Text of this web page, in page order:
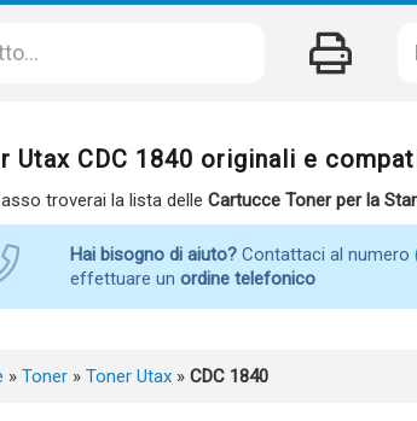
Utax CDC 1840 originali e
troverai la lista delle Cartucce Toner per la
Hai bisogno di aiuto?Contattaci al numero
effettuare un ordine telefonico
» Toner» Toner Utax» CDC 1840